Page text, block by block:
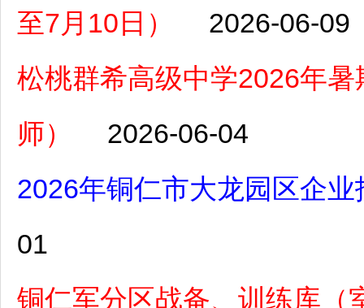
至7月10日）
2026-06-09
松桃群希高级中学2026年
师）
2026-06-04
2026年铜仁市大龙园区企
01
铜仁军分区战备、训练库（